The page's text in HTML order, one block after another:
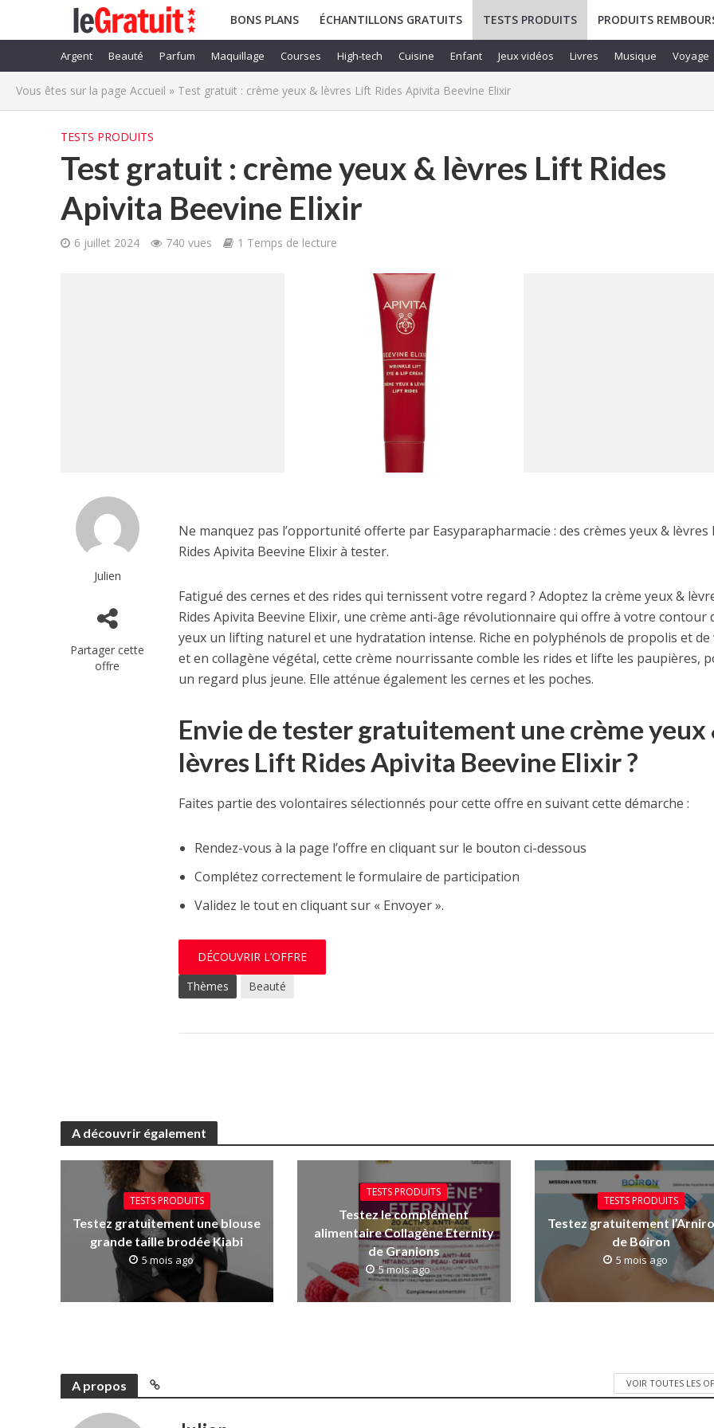
BONS PLANS ÉCHANTILLONS GRATUITS TESTS PRODUITS PRODUITS
Argent Beauté Parfum Maquillage Courses High-tech Cuisine Enfant Jeux vidéos Livres Musique Voyage
Vous êtes sur la page Accueil » Test gratuit : crème yeux & lèvres Lift Rides Apivita Beevine Elixir
TESTS PRODUITS
Test gratuit : crème yeux & lèvres Lift Rides
Apivita Beevine Elixir
6 juillet 2024 740 vues 1 Temps de lecture
Julien
Partager cette
offre
Ne manquez pas l’opportunité offerte par Easyparapharmacie : des crèmes yeux & lèvres
Rides Apivita Beevine Elixir à tester.
Fatigué des cernes et des rides qui ternissent votre regard ? Adoptez la crème yeux &
Rides Apivita Beevine Elixir, une crème anti-âge révolutionnaire qui offre à votre contour
yeux un lifting naturel et une hydratation intense. Riche en polyphénols de propolis et de
et en collagène végétal, cette crème nourrissante comble les rides et lifte les paupières,
un regard plus jeune. Elle atténue également les cernes et les poches.
Envie de tester gratuitement une crème yeux
lèvres Lift Rides Apivita Beevine Elixir ?
Faites partie des volontaires sélectionnés pour cette offre en suivant cette démarche :
Rendez-vous à la page l’offre en cliquant sur le bouton ci-dessous
Complétez correctement le formulaire de participation
Validez le tout en cliquant sur « Envoyer ».
DÉCOUVRIR L’OFFRE
Thèmes
Beauté
A découvrir également
TESTS PRODUITS
Testez gratuitement une blouse
grande taille brodée Kiabi
5 mois ago
TESTS PRODUITS
Testez le complément
alimentaire Collagène Eternity
de Granions
5 mois ago
TESTS PRODUITS
Testez gratuitement
de Boiron
5 mois ago
A propos VOIR TOUTES LES